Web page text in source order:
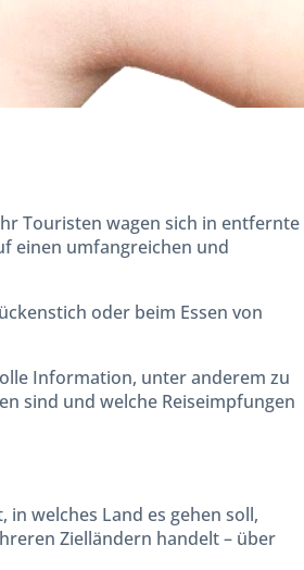
Touristen wagen sich in entfernte
einen umfangreichen und
oder beim Essen von
Information, unter anderem zu
sind und welche Reiseimpfungen
welches Land es gehen soll,
Zielländern handelt – über